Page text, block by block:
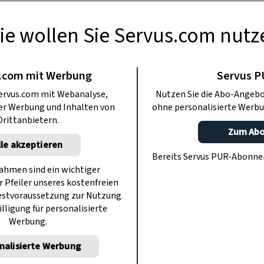
und
die beliebte
braucht
Humbee – und überall in
Was die Himbeere wirklich braucht,
reichlich ausfällt.
wollen Sie Servus.com
mit Werbung
mit Webanalyse,
Werbung und Inhalten von
akzeptieren
sind ein wichtiger
unseres kostenfreien
zur Nutzung
für personalisierte
Werbung.
Werbung
Servus
Nutzen Sie die Abo-
ohne personalisierte
Zum
Bereits Servus PUR-